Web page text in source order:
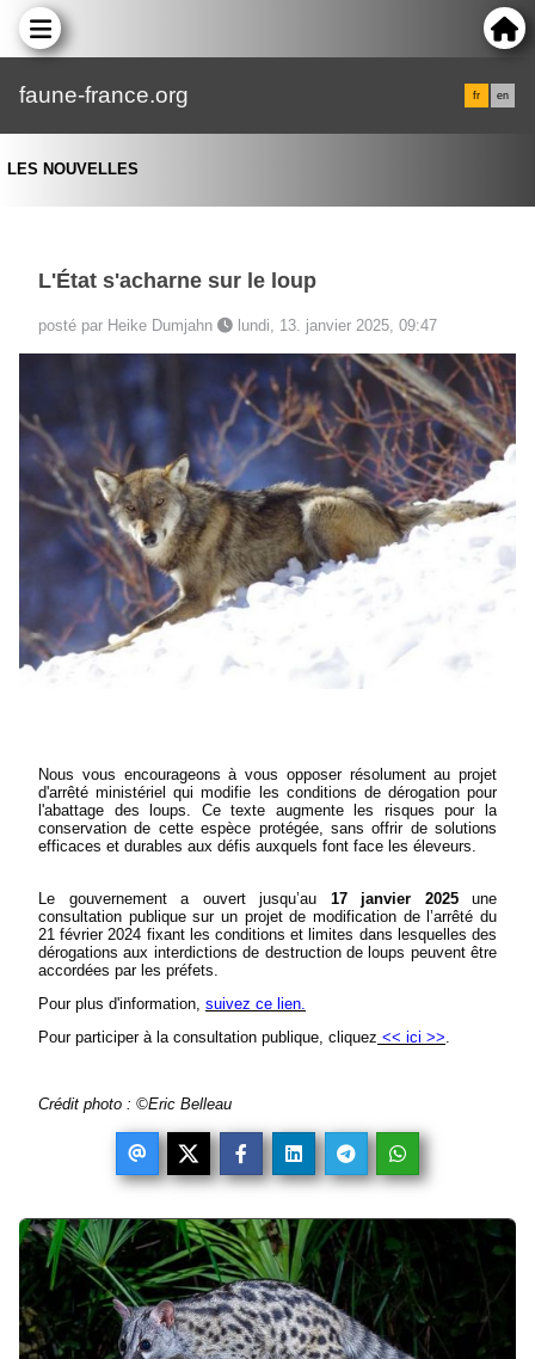
faune-france.org fr en
LES NOUVELLES
L'État s'acharne sur le loup
posté par Heike Dumjahn lundi, 13. janvier 2025, 09:47
Nous vous encourageons à vous opposer résolument au projet
d'arrêté ministériel qui modifie les conditions de dérogation pour
l'abattage des loups. Ce texte augmente les risques pour la
conservation de cette espèce protégée, sans offrir de solutions
efficaces et durables aux défis auxquels font face les éleveurs.
Le gouvernement a ouvert jusqu’au 17 janvier 2025une
consultation publique sur un projet de modification de l’arrêté du
21 février 2024 fixant les conditions et limites dans lesquelles des
dérogations aux interdictions de destruction de loups peuvent être
accordées par les préfets.
Pour plus d'information, suivez ce lien.
Pour participer à la consultation publique, cliquez << ici >>
Crédit photo : ©Eric Belleau